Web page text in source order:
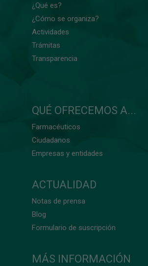
¿Qué es?
¿Cómo se organiza?
Actividades
Trámitas
Transparencia
QUÉ OFRECEMOS A...
Farmacéuticos
Ciudadanos
Empresas y entidades
ACTUALIDAD
Notas de prensa
Blog
Formulario de suscripción
MÁS INFORMACIÓN